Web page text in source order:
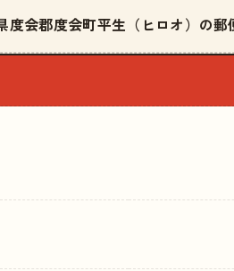
会郡度会町平生（ヒロオ）の郵